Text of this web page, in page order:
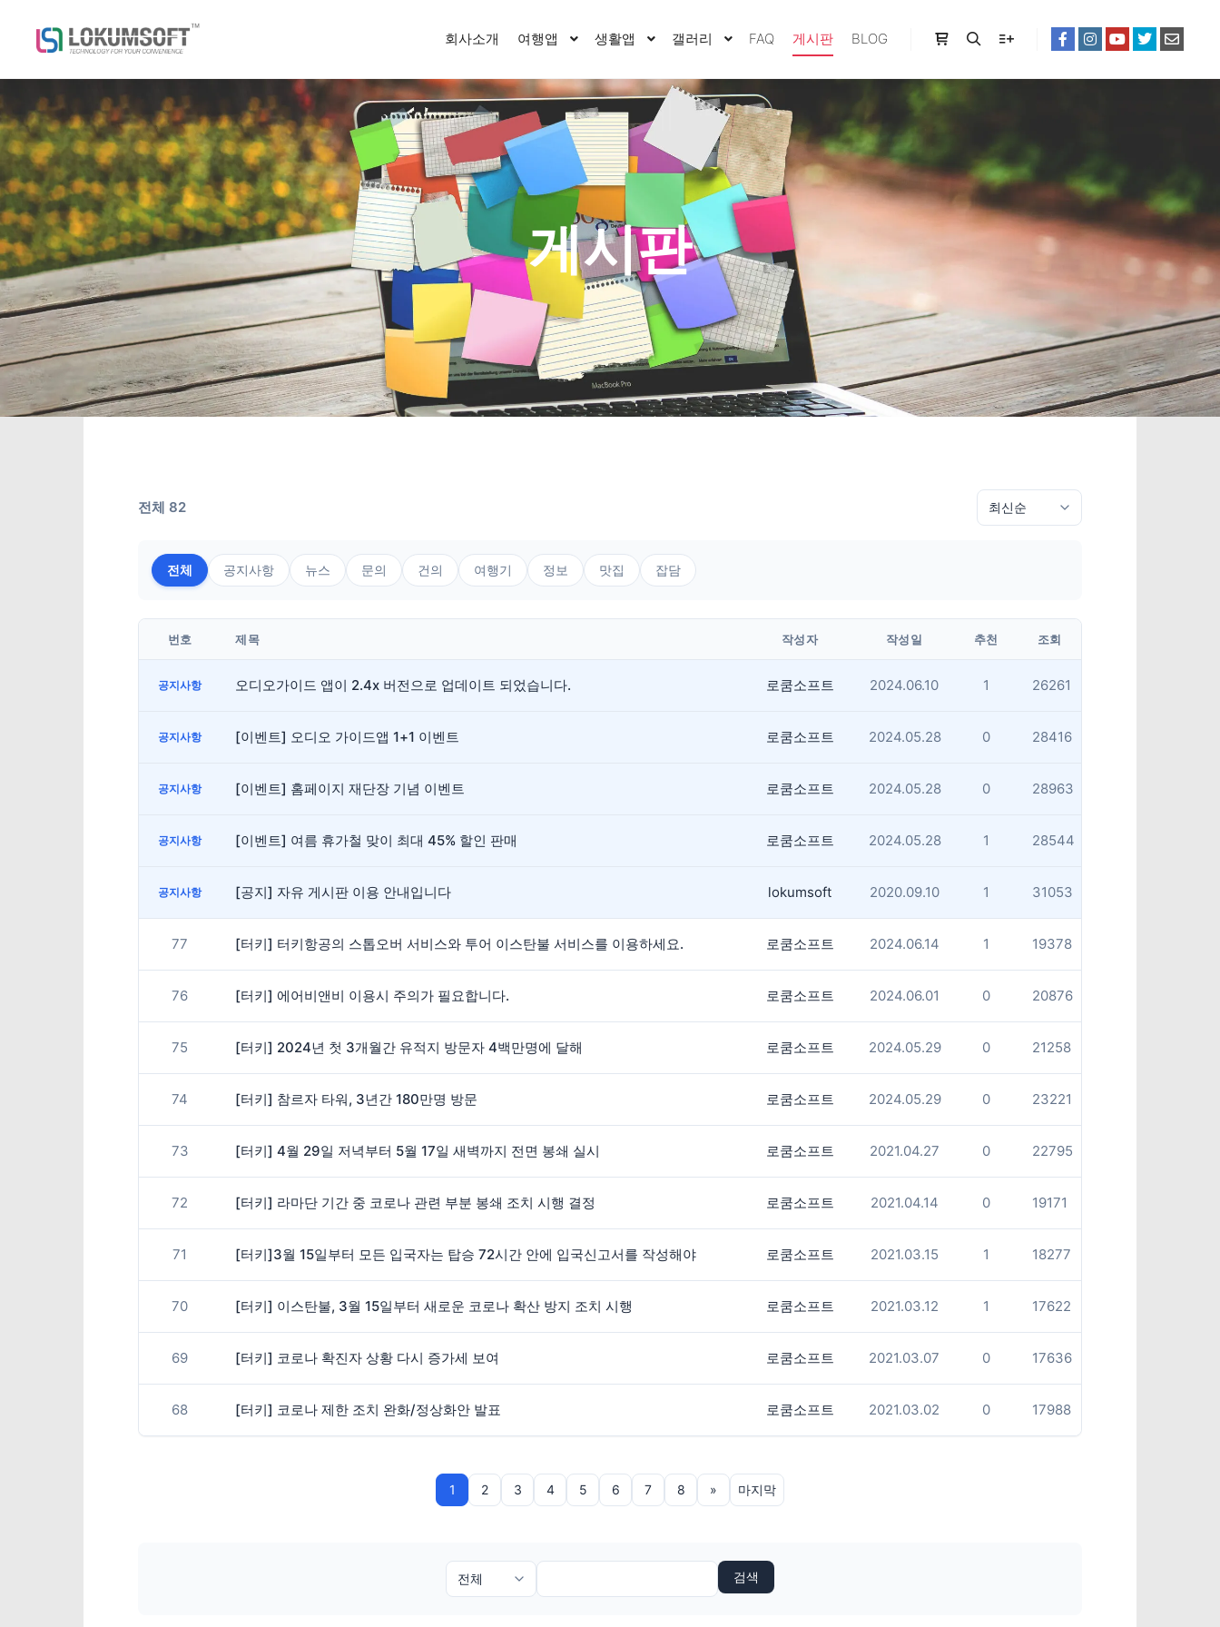
회사소개 여행앱 생활앱 갤러리 FAQ 게시판 BLOG
게시판
전체 82
전체 공지사항 뉴스 문의 건의 여행기 정보 맛집 잡담
번호 제목 작성자 작성일 추천 조회
공지사항 오디오가이드 앱이 2.4x 버전으로 업데이트 되었습니다. 로쿰소프트 2024.06.10 1 26261
공지사항 [이벤트] 오디오 가이드앱 1+1 이벤트 로쿰소프트 2024.05.28 0 28416
공지사항 [이벤트] 홈페이지 재단장 기념 이벤트 로쿰소프트 2024.05.28 0 28963
공지사항 [이벤트] 여름 휴가철 맞이 최대 45% 할인 판매 로쿰소프트 2024.05.28 1 28544
공지사항 [공지] 자유 게시판 이용 안내입니다 lokumsoft 2020.09.10 1 31053
77 [터키] 터키항공의 스톱오버 서비스와 투어 이스탄불 서비스를 이용하세요. 로쿰소프트 2024.06.14 1 19378
76 [터키] 에어비앤비 이용시 주의가 필요합니다. 로쿰소프트 2024.06.01 0 20876
75 [터키] 2024년 첫 3개월간 유적지 방문자 4백만명에 달해 로쿰소프트 2024.05.29 0 21258
74 [터키] 참르자 타워, 3년간 180만명 방문 로쿰소프트 2024.05.29 0 23221
73 [터키] 4월 29일 저녁부터 5월 17일 새벽까지 전면 봉쇄 실시 로쿰소프트 2021.04.27 0 22795
72 [터키] 라마단 기간 중 코로나 관련 부분 봉쇄 조치 시행 결정 로쿰소프트 2021.04.14 0 19171
71 [터키]3월 15일부터 모든 입국자는 탑승 72시간 안에 입국신고서를 작성해야 로쿰소프트 2021.03.15 1 18277
70 [터키] 이스탄불, 3월 15일부터 새로운 코로나 확산 방지 조치 시행 로쿰소프트 2021.03.12 1 17622
69 [터키] 코로나 확진자 상황 다시 증가세 보여 로쿰소프트 2021.03.07 0 17636
68 [터키] 코로나 제한 조치 완화/정상화안 발표 로쿰소프트 2021.03.02 0 17988
1 2 3 4 5 6 7 8 » 마지막
검색